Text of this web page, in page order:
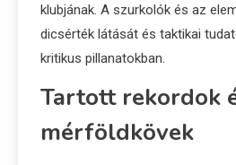
klubjának. A szurkolók és az
dicsérték látását és taktikai
kritikus pillanatokban.
Tartott rekordok
mérföldkövek